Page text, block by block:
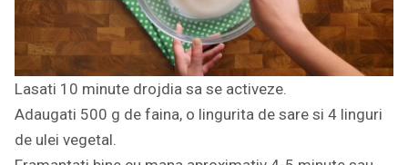
Lasati 10 minute drojdia sa se activeze.
Adaugati 500 g de faina, o lingurita de sare si 4 linguri
de ulei vegetal.